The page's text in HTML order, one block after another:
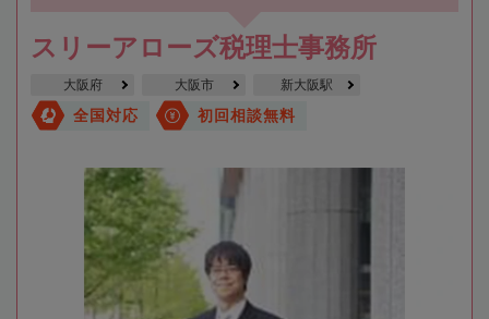
スリーアローズ税理士事務所
大阪府 大阪市 新大阪駅
全国対応 初回相談無料